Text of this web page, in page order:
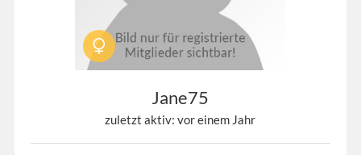
Jane75
zuletzt aktiv: vor einem Jahr